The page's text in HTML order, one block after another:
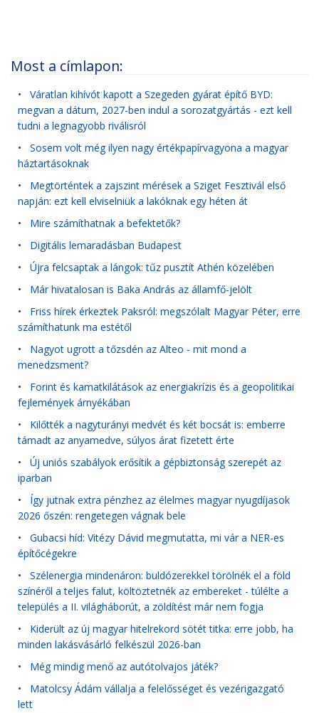
Most a címlapon:
• Váratlan kihívót kapott a Szegeden gyárat építő BYD:
megvan a dátum, 2027-ben indul a sorozatgyártás - ezt kell
tudni a legnagyobb riválisról
• Sosem volt még ilyen nagy értékpapírvagyona a magyar
háztartásoknak
• Megtörténtek a zajszint mérések a Sziget Fesztivál első
napján: ezt kell elviselniük a lakóknak egy héten át
• Mire számíthatnak a befektetők?
• Digitális lemaradásban Budapest
• Újra felcsaptak a lángok: tűz pusztít Athén közelében
• Már hivatalosan is Baka András az államfő-jelölt
• Friss hírek érkeztek Paksról: megszólalt Magyar Péter, erre
számíthatunk ma estétől
• Nagyot ugrott a tőzsdén az Alteo - mit mond a
menedzsment?
• Forint és kamatkilátások az energiakrízis és a geopolitikai
fejlemények árnyékában
• Kilőtték a nagyturányi medvét és két bocsát is: emberre
támadt az anyamedve, súlyos árat fizetett érte
• Új uniós szabályok erősítik a gépbiztonság szerepét az
iparban
• Így jutnak extra pénzhez az élelmes magyar nyugdíjasok
2026 őszén: rengetegen vágnak bele
• Gubacsi híd: Vitézy Dávid megmutatta, mi vár a NER-es
építőcégekre
• Szélenergia mindenáron: buldózerekkel törölnék el a föld
színéről a teljes falut, költöztetnék az embereket - túlélte a
település a II. világháborút, a zöldítést már nem fogja
• Kiderült az új magyar hitelrekord sötét titka: erre jobb, ha
minden lakásvásárló felkészül 2026-ban
• Még mindig menő az autótolvajos játék?
• Matolcsy Ádám vállalja a felelősséget és vezérigazgató
lett